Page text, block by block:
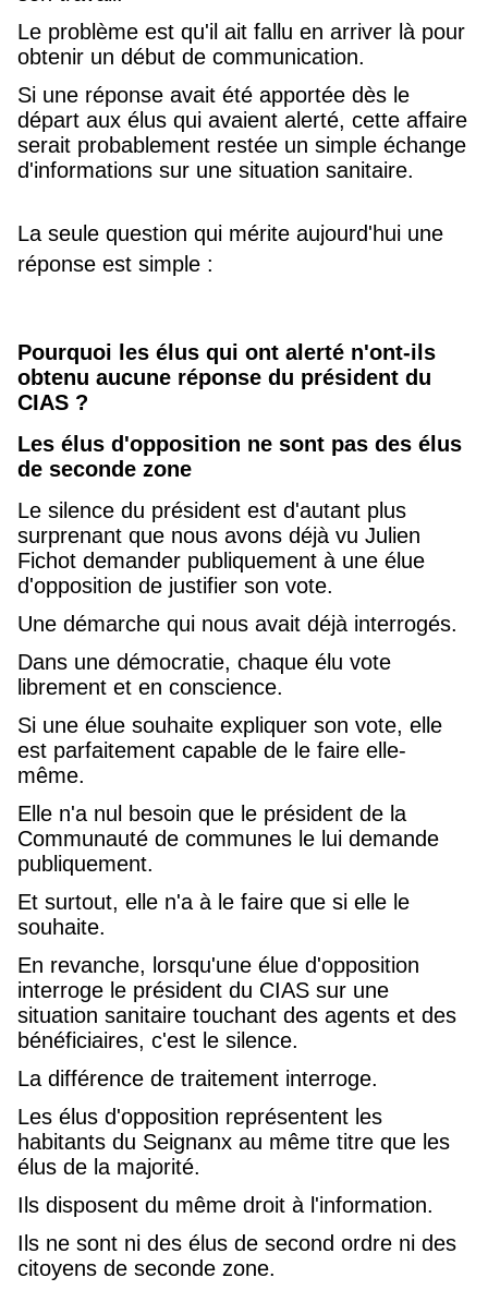
Le problème est qu'il ait fallu en arriver là pour
obtenir un début de communication.
Si une réponse avait été apportée dès le
départ aux élus qui avaient alerté, cette affaire
serait probablement restée un simple échange
d'informations sur une situation sanitaire.
La seule question qui mérite aujourd'hui une
réponse est simple :
Pourquoi les élus qui ont alerté n'ont-ils
obtenu aucune réponse du président du
CIAS ?
Les élus d'opposition ne sont pas des élus
de seconde zone
Le silence du président est d'autant plus
surprenant que nous avons déjà vu Julien
Fichot demander publiquement à une élue
d'opposition de justifier son vote.
Une démarche qui nous avait déjà interrogés.
Dans une démocratie, chaque élu vote
librement et en conscience.
Si une élue souhaite expliquer son vote, elle
est parfaitement capable de le faire elle-
même.
Elle n'a nul besoin que le président de la
Communauté de communes le lui demande
publiquement.
Et surtout, elle n'a à le faire que si elle le
souhaite.
En revanche, lorsqu'une élue d'opposition
interroge le président du CIAS sur une
situation sanitaire touchant des agents et des
bénéficiaires, c'est le silence.
La différence de traitement interroge.
Les élus d'opposition représentent les
habitants du Seignanx au même titre que les
élus de la majorité.
Ils disposent du même droit à l'information.
Ils ne sont ni des élus de second ordre ni des
citoyens de seconde zone.